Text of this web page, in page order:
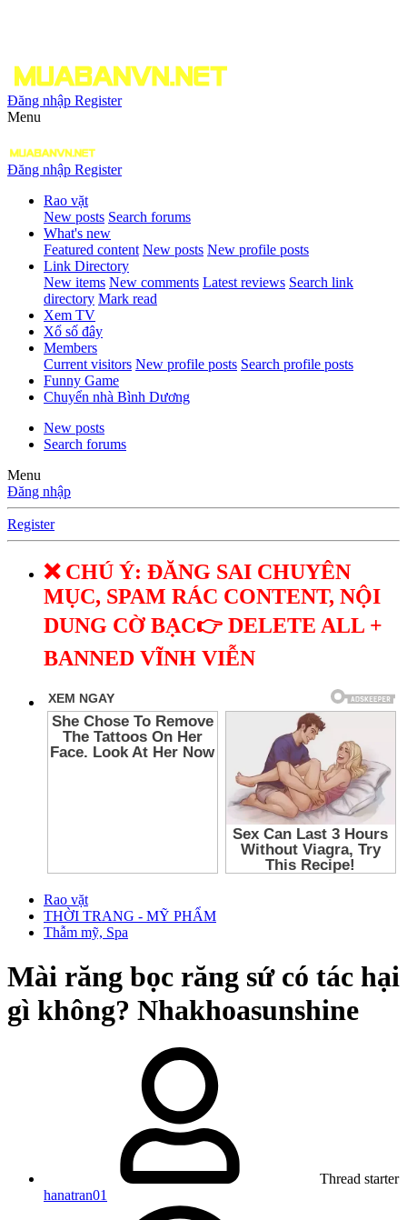
Đăng nhập Register
Menu
Đăng nhập Register
Rao vặt
New posts Search forums
What's new
Featured content New posts New profile posts
Link Directory
New items New comments Latest reviews Search link
directory Mark read
Xem TV
Xổ số đây
Members
Current visitors New profile posts Search profile posts
Funny Game
Chuyển nhà Bình Dương
New posts
Search forums
Menu
Đăng nhập
Register
❌ CHÚ Ý: ĐĂNG SAI CHUYÊN
MỤC, SPAM RÁC CONTENT, NỘI
DUNG CỜ BẠC👉 DELETE ALL +
BANNED VĨNH VIỄN
Rao vặt
THỜI TRANG - MỸ PHẨM
Thẫm mỹ, Spa
Mài răng bọc răng sứ có tác hại
gì không? Nhakhoasunshine
Thread starter
hanatran01